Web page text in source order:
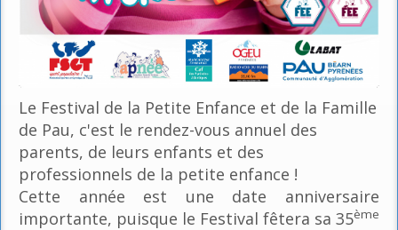
Le Festival de la Petite Enfance et de la Famille
de Pau, c'est le rendez-vous annuel des
parents, de leurs enfants et des
professionnels de la petite enfance !
Cette année est une date anniversaire
importante, puisque le Festival fêtera sa 35ème